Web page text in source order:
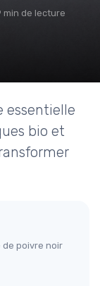
min de lecture
essentielle
bio et
de poivre noir